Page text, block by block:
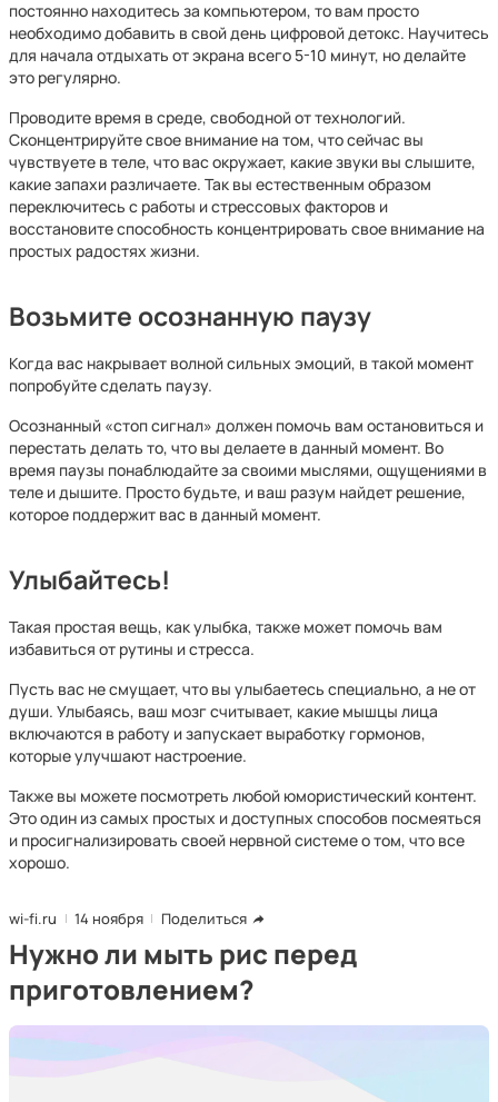
постоянно находитесь за компьютером, то вам просто
необходимо добавить в свой день цифровой детокс. Научитесь
для начала отдыхать от экрана всего 5-10 минут, но делайте
это регулярно.
Проводите время в среде, свободной от технологий.
Сконцентрируйте свое внимание на том, что сейчас вы
чувствуете в теле, что вас окружает, какие звуки вы слышите,
какие запахи различаете. Так вы естественным образом
переключитесь с работы и стрессовых факторов и
восстановите способность концентрировать свое внимание на
простых радостях жизни.
Возьмите осознанную паузу
Когда вас накрывает волной сильных эмоций, в такой момент
попробуйте сделать паузу.
Осознанный «стоп сигнал» должен помочь вам остановиться и
перестать делать то, что вы делаете в данный момент. Во
время паузы понаблюдайте за своими мыслями, ощущениями в
теле и дышите. Просто будьте, и ваш разум найдет решение,
которое поддержит вас в данный момент.
Улыбайтесь!
Такая простая вещь, как улыбка, также может помочь вам
избавиться от рутины и стресса.
Пусть вас не смущает, что вы улыбаетесь специально, а не от
души. Улыбаясь, ваш мозг считывает, какие мышцы лица
включаются в работу и запускает выработку гормонов,
которые улучшают настроение.
Также вы можете посмотреть любой юмористический контент.
Это один из самых простых и доступных способов посмеяться
и просигнализировать своей нервной системе о том, что все
хорошо.
wi-fi.ru 14 ноября Поделиться
Нужно ли мыть рис перед
приготовлением?